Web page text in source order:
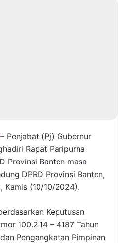
– Penjabat (Pj) Gubernur
Rapat Paripurna
Provinsi Banten masa
DPRD Provinsi Banten,
Kamis (10/10/2024).
Keputusan
100.2.14 – 4187 Tahun
Pengangkatan Pimpinan